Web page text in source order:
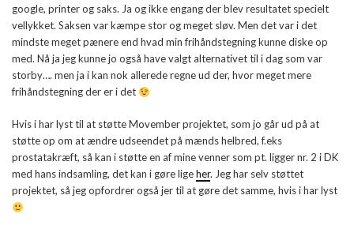
google, printer og saks. Ja og ikke engang der blev resultatet specielt
vellykket. Saksen var kæmpe stor og meget sløv. Men det var i det
mindste meget pænere end hvad min frihåndstegning kunne diske op
med. Nå ja jeg kunne jo også have valgt alternativet til i dag som var
storby…. men ja i kan nok allerede regne ud der, hvor meget mere
frihåndstegning der er i det
Hvis i har lyst til at støtte Movember projektet, som jo går ud på at
støtte op om at ændre udseendet på mænds helbred, f.eks
prostatakræft, så kan i støtte en af mine venner som pt. ligger nr. 2 i DK
med hans indsamling, det kan i gøre ligeher. Jeg har selv støttet
projektet, så jeg opfordrer også jer til at gøre det samme, hvis i har lyst